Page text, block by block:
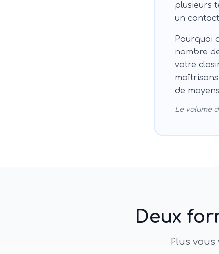
plusieurs
un
Pourquoi
nombre
votre
de
Le volume
Deux
Plus